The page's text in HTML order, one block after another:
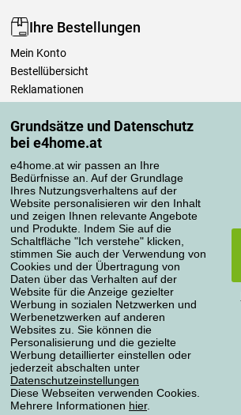
Grundsätze und Datenschutz
bei e4home.at
e4home.at wir passen an Ihre
Bedürfnisse an. Auf der Grundlage
Ihres Nutzungsverhaltens auf der
Website personalisieren wir den Inhalt
und zeigen Ihnen relevante Angebote
und Produkte. Indem Sie auf die
Schaltfläche "Ich verstehe" klicken,
stimmen Sie auch der Verwendung von
Cookies und der Übertragung von
Daten über das Verhalten auf der
Website für die Anzeige gezielter
Werbung in sozialen Netzwerken und
Werbenetzwerken auf anderen
Websites zu. Sie können die
Personalisierung und die gezielte
Werbung detaillierter einstellen oder
jederzeit abschalten unter
Datenschutzeinstellungen
Diese Webseiten verwenden Cookies.
Mehrere Informationen hier.
Ihre Bestellungen
Mein Konto
Bestellübersicht
Reklamationen
Einfach mehr wissen
Richtlinien zur Verarbeitung von Bewertungen
Transportarten
Zahlungsmethoden
Datenschutzerklärung